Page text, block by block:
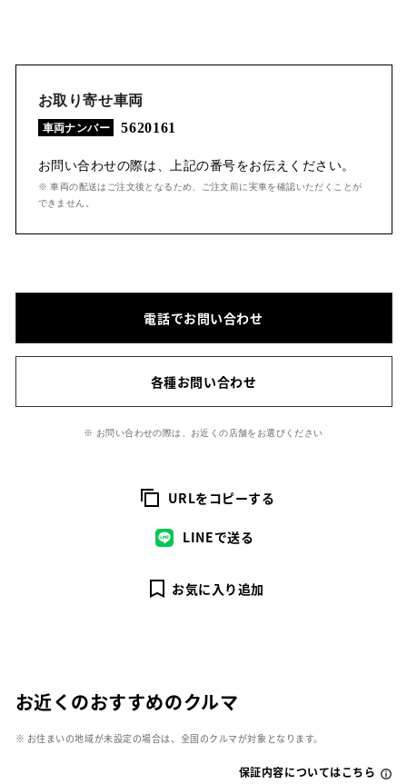
お取り寄せ車両
車両ナンバー 5620161
お問い合わせの際は、上記の番号をお伝えください。
※ 車両の配送はご注文後となるため、ご注文前に実車を確認いただくことが
できません。
電話でお問い合わせ
各種お問い合わせ
※ お問い合わせの際は、お近くの店舗をお選びください
URLをコピーする
LINEで送る
お気に入り追加
お近くのおすすめのクルマ
※ お住まいの地域が未設定の場合は、全国のクルマが対象となります。
保証内容についてはこちら